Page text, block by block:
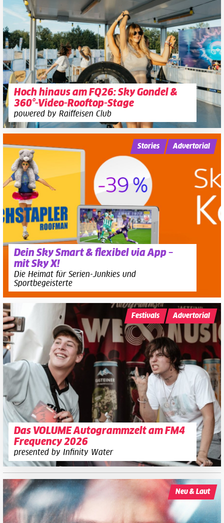
Hoch hinaus am FQ26: Sky Gondel &
360°-Video-Rooftop-Stage
powered by Raiffeisen Club
Dein Sky Smart & flexibel via App –
mit Sky X!
Die Heimat für Serien-Junkies und
Sportbegeisterte
Stories Advertorial
Das VOLUME Autogrammzelt am FM4
Frequency 2026
presented by Infinity Water
Festivals Advertorial
Neu & Laut